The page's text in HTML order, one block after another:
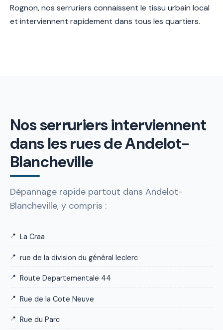
Rognon, nos serruriers connaissent le tissu urbain local
et interviennent rapidement dans tous les quartiers.
Nos serruriers interviennent
dans les rues de Andelot-
Blancheville
Dépannage rapide partout dans Andelot-
Blancheville, y compris :
La Craa
rue de la division du général leclerc
Route Departementale 44
Rue de la Cote Neuve
Rue du Parc